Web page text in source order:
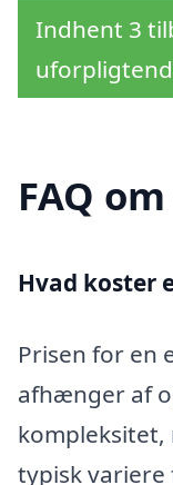
Indhent 3
FAQ
Hvad koster
Prisen for en
afhænger af
kompleksitet,
typisk variere